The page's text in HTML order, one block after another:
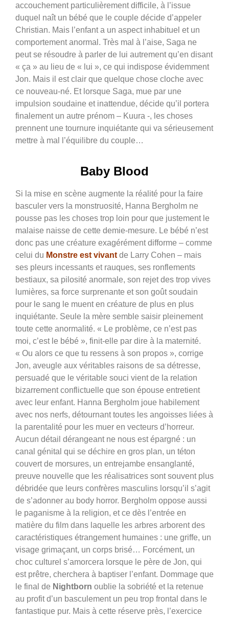
accouchement particulièrement difficile, à l’issue
duquel naît un bébé que le couple décide d’appeler
Christian. Mais l’enfant a un aspect inhabituel et un
comportement anormal. Très mal à l’aise, Saga ne
peut se résoudre à parler de lui autrement qu’en disant
« ça » au lieu de « lui », ce qui indispose évidemment
Jon. Mais il est clair que quelque chose cloche avec
ce nouveau-né. Et lorsque Saga, mue par une
impulsion soudaine et inattendue, décide qu’il portera
finalement un autre prénom – Kuura -, les choses
prennent une tournure inquiétante qui va sérieusement
mettre à mal l’équilibre du couple…
Baby Blood
Si la mise en scène augmente la réalité pour la faire
basculer vers la monstruosité, Hanna Bergholm ne
pousse pas les choses trop loin pour que justement le
malaise naisse de cette demie-mesure. Le bébé n’est
donc pas une créature exagérément difforme – comme
celui du Monstre est vivant de Larry Cohen – mais
ses pleurs incessants et rauques, ses ronflements
bestiaux, sa pilosité anormale, son rejet des trop vives
lumières, sa force surprenante et son goût soudain
pour le sang le muent en créature de plus en plus
inquiétante. Seule la mère semble saisir pleinement
toute cette anormalité. « Le problème, ce n’est pas
moi, c’est le bébé », finit-elle par dire à la maternité.
« Ou alors ce que tu ressens à son propos », corrige
Jon, aveugle aux véritables raisons de sa détresse,
persuadé que le véritable souci vient de la relation
bizarrement conflictuelle que son épouse entretient
avec leur enfant. Hanna Bergholm joue habilement
avec nos nerfs, détournant toutes les angoisses liées à
la parentalité pour les muer en vecteurs d’horreur.
Aucun détail dérangeant ne nous est épargné : un
canal génital qui se déchire en gros plan, un téton
couvert de morsures, un entrejambe ensanglanté,
preuve nouvelle que les réalisatrices sont souvent plus
débridée que leurs confrères masculins lorsqu’il s’agit
de s’adonner au body horror. Bergholm oppose aussi
le paganisme à la religion, et ce dès l’entrée en
matière du film dans laquelle les arbres arborent des
caractéristiques étrangement humaines : une griffe, un
visage grimaçant, un corps brisé… Forcément, un
choc culturel s’amorcera lorsque le père de Jon, qui
est prêtre, cherchera à baptiser l’enfant. Dommage que
le final de Nightborn oublie la sobriété et la retenue
au profit d’un basculement un peu trop frontal dans le
fantastique pur. Mais à cette réserve près, l’exercice